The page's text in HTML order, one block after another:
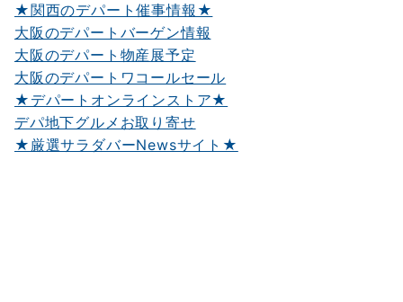
★関西のデパート催事情報★
大阪のデパートバーゲン情報
大阪のデパート物産展予定
大阪のデパートワコールセール
★デパートオンラインストア★
デパ地下グルメお取り寄せ
★厳選サラダバーNewsサイト★